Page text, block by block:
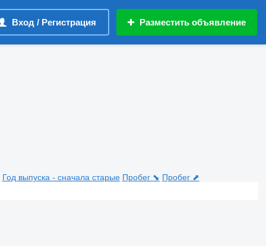
Вход / Регистрация Разместить объявление
Год выпуска - сначала старые Пробег ⬊ Пробег ⬈